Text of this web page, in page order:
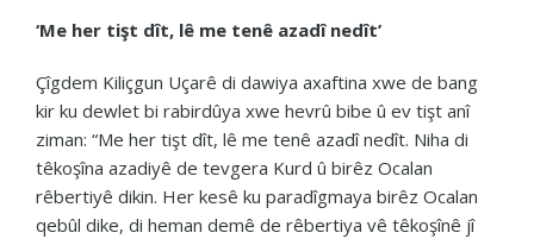
‘Me her tişt dît, lê me tenê azadî nedît’
Çîgdem Kiliçgun Uçarê di dawiya axaftina xwe de bang
kir ku dewlet bi rabirdûya xwe hevrû bibe û ev tişt anî
ziman: “Me her tişt dît, lê me tenê azadî nedît. Niha di
têkoşîna azadiyê de tevgera Kurd û birêz Ocalan
rêbertiyê dikin. Her kesê ku paradîgmaya birêz Ocalan
qebûl dike, di heman demê de rêbertiya vê têkoşînê jî